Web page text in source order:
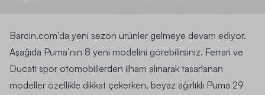
Barcin.com’da yeni sezon ürünler gelmeye devam ediyor.
Aşağıda Puma’nın 8 yeni modelini görebilirsiniz. Ferrari ve
Ducati spor otomobillerden ilham alınarak tasarlanan
modeller özellikle dikkat çekerken, beyaz ağırlıklı Puma 29